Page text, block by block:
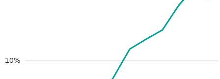
10%